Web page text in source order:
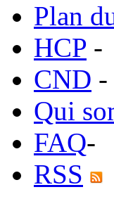
Plan
HCP -
CND -
Qui
FAQ-
RSS